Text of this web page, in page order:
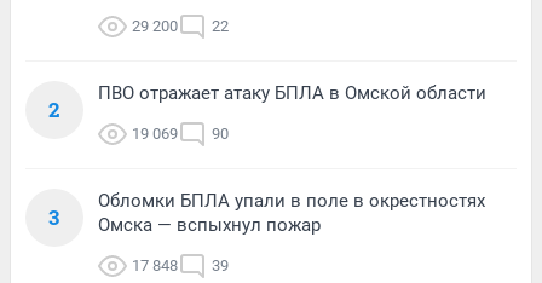
29 200 22
2
ПВО отражает атаку БПЛА в Омской области
19 069 90
3
Обломки БПЛА упали в поле в окрестностях
Омска — вспыхнул пожар
17 848 39